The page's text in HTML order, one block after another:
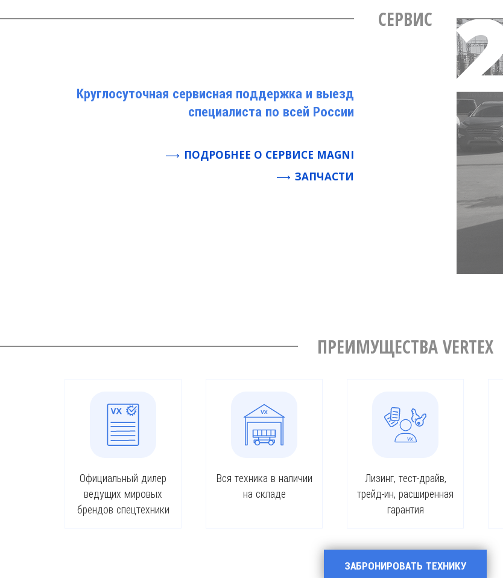
СЕРВИС
Круглосуточная сервисная поддержка и выезд
специалиста по всей России
ПОДРОБНЕЕ О СЕРВИСЕ MAGNI
ЗАПЧАСТИ
ПРЕИМУЩЕСТВА VERTEX
Официальный дилер
ведущих мировых
брендов спецтехники
Вся техника в наличии
на складе
Лизинг, тест-драйв,
трейд-ин, расширенная
гарантия
ЗАБРОНИРОВАТЬ ТЕХНИКУ